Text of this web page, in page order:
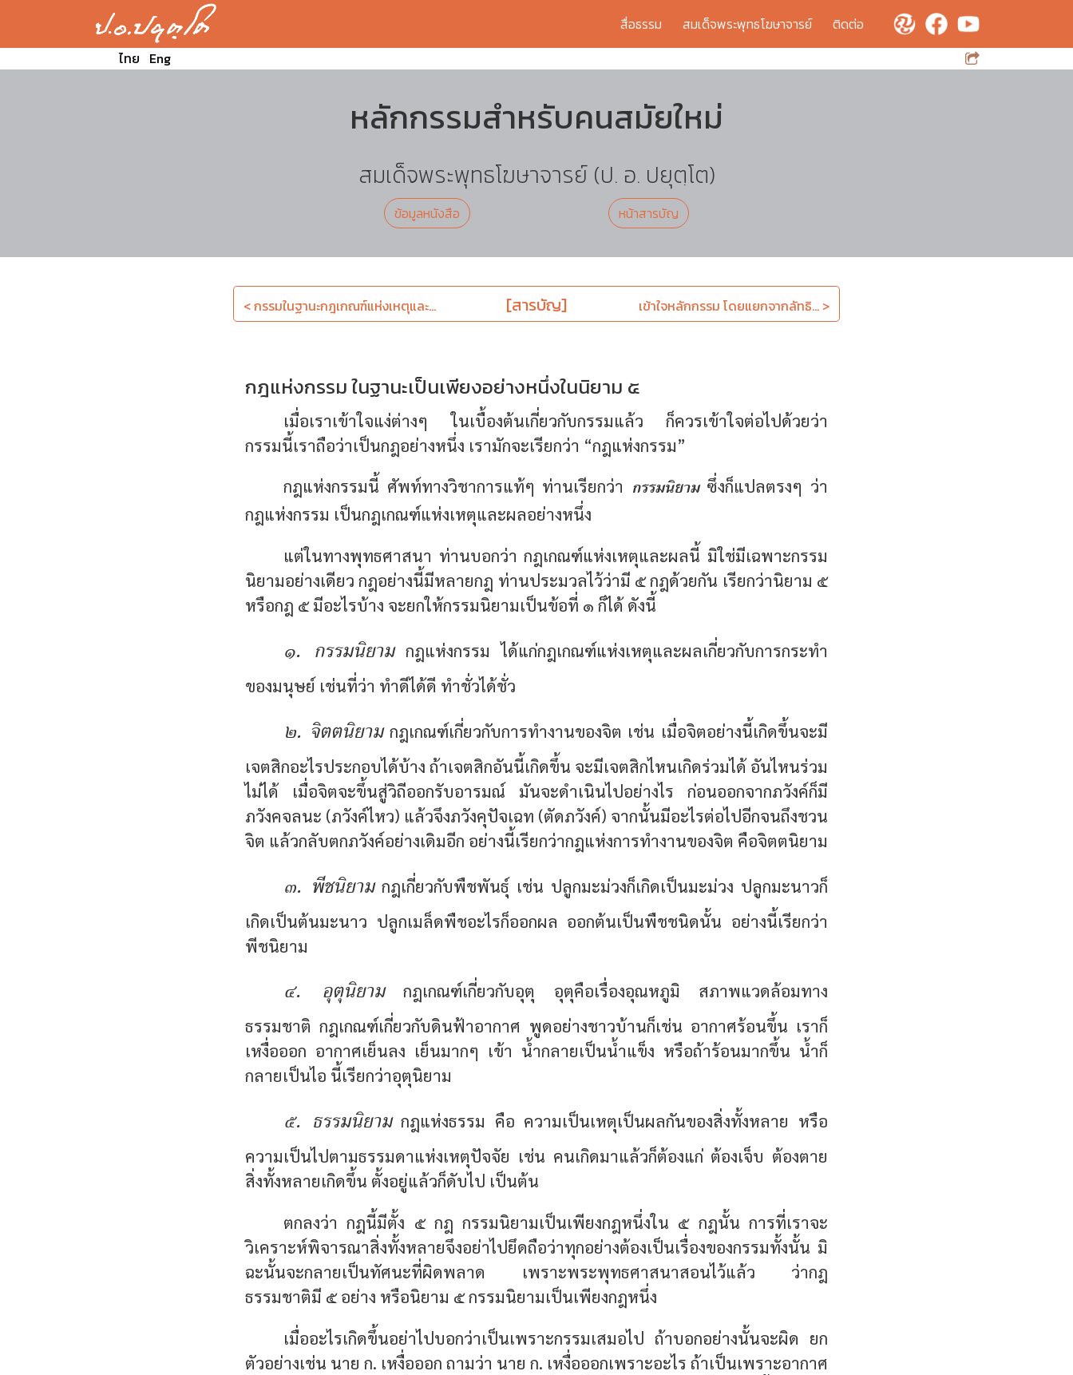
สื่อธรรม สมเด็จพระพุทธโฆษาจารย์
ติดต่อ
ไทย Eng
หลักกรรมสำหรับคนสมัยใหม่
สมเด็จพระพุทธโฆษาจารย์ (ป. อ. ปยุตฺโต)
ข้อมูลหนังสือ หน้าสารบัญ
< กรรมในฐานะกฎเกณฑ์แห่งเหตุและ... [สารบัญ] เข้าใจหลักกรรม โดยแยกจากลัทธิ... >
กฎแห่งกรรม ในฐานะเป็นเพียงอย่างหนึ่งในนิยาม ๕
เมื่อเราเข้าใจแง่ต่างๆ ในเบื้องต้นเกี่ยวกับกรรมแล้ว ก็ควรเข้าใจต่อไปด้วยว่า
กรรมนี้เราถือว่าเป็นกฎอย่างหนึ่ง เรามักจะเรียกว่า “กฎแห่งกรรม”
กฎแห่งกรรมนี้ ศัพท์ทางวิชาการแท้ๆ ท่านเรียกว่า กรรมนิยามซึ่งก็แปลตรงๆ ว่า
กฎแห่งกรรม เป็นกฎเกณฑ์แห่งเหตุและผลอย่างหนึ่ง
แต่ในทางพุทธศาสนา ท่านบอกว่า กฎเกณฑ์แห่งเหตุและผลนี้ มิใช่มีเฉพาะกรรม
นิยามอย่างเดียว กฎอย่างนี้มีหลายกฎ ท่านประมวลไว้ว่ามี ๕ กฎด้วยกัน เรียกว่านิยาม ๕
หรือกฎ ๕ มีอะไรบ้าง จะยกให้กรรมนิยามเป็นข้อที่ ๑ ก็ได้ ดังนี้
๑. กรรมนิยามกฎแห่งกรรม ได้แก่กฎเกณฑ์แห่งเหตุและผลเกี่ยวกับการกระทำ
ของมนุษย์ เช่นที่ว่า ทำดีได้ดี ทำชั่วได้ชั่ว
๒. จิตตนิยามกฎเกณฑ์เกี่ยวกับการทำงานของจิต เช่น เมื่อจิตอย่างนี้เกิดขึ้นจะมี
เจตสิกอะไรประกอบได้บ้าง ถ้าเจตสิกอันนี้เกิดขึ้น จะมีเจตสิกไหนเกิดร่วมได้ อันไหนร่วม
ไม่ได้ เมื่อจิตจะขึ้นสู่วิถีออกรับอารมณ์ มันจะดำเนินไปอย่างไร ก่อนออกจากภวังค์ก็มี
ภวังคจลนะ (ภวังค์ไหว) แล้วจึงภวังคุปัจเฉท (ตัดภวังค์) จากนั้นมีอะไรต่อไปอีกจนถึงชวน
จิต แล้วกลับตกภวังค์อย่างเดิมอีก อย่างนี้เรียกว่ากฎแห่งการทำงานของจิต คือจิตตนิยาม
๓. พีชนิยามกฎเกี่ยวกับพืชพันธุ์ เช่น ปลูกมะม่วงก็เกิดเป็นมะม่วง ปลูกมะนาวก็
เกิดเป็นต้นมะนาว ปลูกเมล็ดพืชอะไรก็ออกผล ออกต้นเป็นพืชชนิดนั้น อย่างนี้เรียกว่า
พีชนิยาม
๔. อุตุนิยามกฎเกณฑ์เกี่ยวกับอุตุ อุตุคือเรื่องอุณหภูมิ สภาพแวดล้อมทาง
ธรรมชาติ กฎเกณฑ์เกี่ยวกับดินฟ้าอากาศ พูดอย่างชาวบ้านก็เช่น อากาศร้อนขึ้น เราก็
เหงื่อออก อากาศเย็นลง เย็นมากๆ เข้า น้ำกลายเป็นน้ำแข็ง หรือถ้าร้อนมากขึ้น น้ำก็
กลายเป็นไอ นี้เรียกว่าอุตุนิยาม
๕. ธรรมนิยามกฎแห่งธรรม คือ ความเป็นเหตุเป็นผลกันของสิ่งทั้งหลาย หรือ
ความเป็นไปตามธรรมดาแห่งเหตุปัจจัย เช่น คนเกิดมาแล้วก็ต้องแก่ ต้องเจ็บ ต้องตาย
สิ่งทั้งหลายเกิดขึ้น ตั้งอยู่แล้วก็ดับไป เป็นต้น
ตกลงว่า กฎนี้มีตั้ง ๕ กฎ กรรมนิยามเป็นเพียงกฎหนึ่งใน ๕ กฎนั้น การที่เราจะ
วิเคราะห์พิจารณาสิ่งทั้งหลายจึงอย่าไปยึดถือว่าทุกอย่างต้องเป็นเรื่องของกรรมทั้งนั้น มิ
ฉะนั้นจะกลายเป็นทัศนะที่ผิดพลาด เพราะพระพุทธศาสนาสอนไว้แล้ว ว่ากฎ
ธรรมชาติมี ๕ อย่าง หรือนิยาม ๕ กรรมนิยามเป็นเพียงกฎหนึ่ง
เมื่ออะไรเกิดขึ้นอย่าไปบอกว่าเป็นเพราะกรรมเสมอไป ถ้าบอกอย่างนั้นจะผิด ยก
ตัวอย่างเช่น นาย ก. เหงื่อออก ถามว่า นาย ก. เหงื่อออกเพราะอะไร ถ้าเป็นเพราะอากาศ